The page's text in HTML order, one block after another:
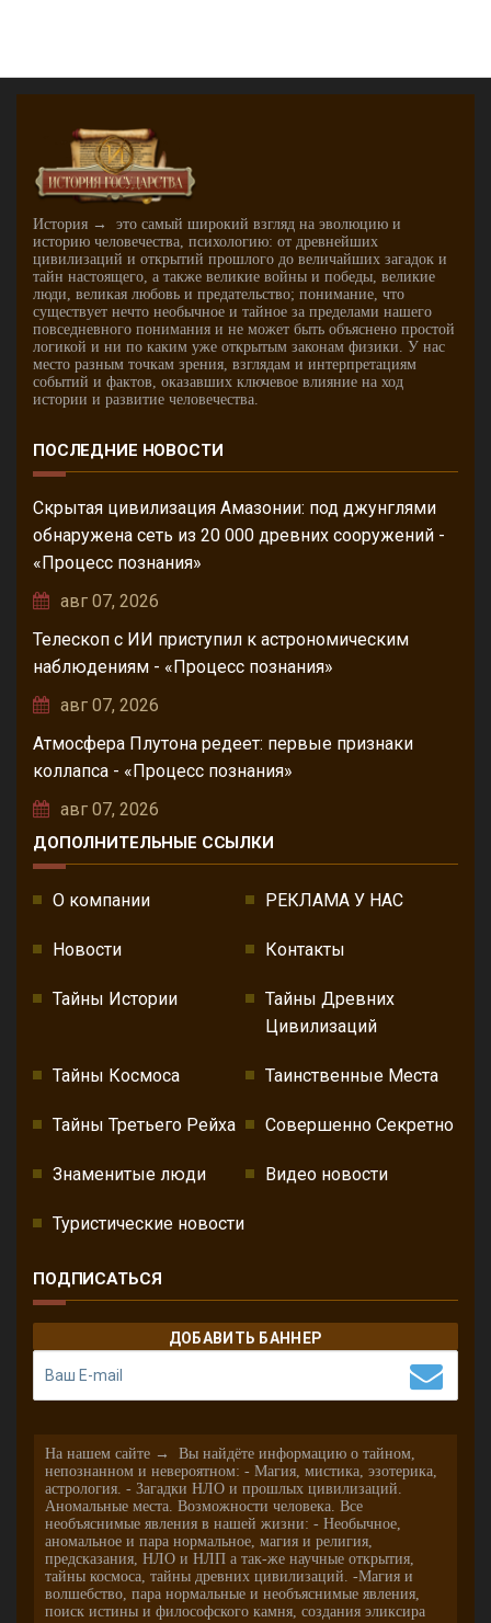
История → это самый широкий взгляд на эволюцию и
историю человечества, психологию: от древнейших
цивилизаций и открытий прошлого до величайших загадок и
тайн настоящего, а также великие войны и победы, великие
люди, великая любовь и предательство; понимание, что
существует нечто необычное и тайное за пределами нашего
повседневного понимания и не может быть объяснено простой
логикой и ни по каким уже открытым законам физики. У нас
место разным точкам зрения, взглядам и интерпретациям
событий и фактов, оказавших ключевое влияние на ход
истории и развитие человечества.
ПОСЛЕДНИЕ НОВОСТИ
Скрытая цивилизация Амазонии: под джунглями
обнаружена сеть из 20 000 древних сооружений -
«Процесс познания»
авг 07, 2026
Телескоп с ИИ приступил к астрономическим
наблюдениям - «Процесс познания»
авг 07, 2026
Атмосфера Плутона редеет: первые признаки
коллапса - «Процесс познания»
авг 07, 2026
ДОПОЛНИТЕЛЬНЫЕ ССЫЛКИ
О компании РЕКЛАМА У НАС
Новости Контакты
Тайны Истории
Тайны Древних
Цивилизаций
Тайны Космоса Таинственные Места
Тайны Третьего Рейха Совершенно Секретно
Знаменитые люди Видео новости
Туристические новости
ПОДПИСАТЬСЯ
ДОБАВИТЬ БАННЕР
На нашем сайте → Вы найдёте информацию о тайном,
непознанном и невероятном: - Магия, мистика, эзотерика,
астрология. - Загадки НЛО и прошлых цивилизаций.
Аномальные места. Возможности человека. Все
необъяснимые явления в нашей жизни: - Необычное,
аномальное и пара нормальное, магия и религия,
предсказания, НЛО и НЛП а так-же научные открытия,
тайны космоса, тайны древних цивилизаций. -Магия и
волшебство, пара нормальные и необъяснимые явления,
поиск истины и философского камня, создания эликсира